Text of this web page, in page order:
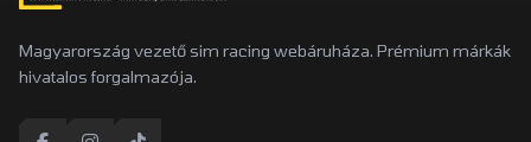
Magyarország vezető sim racing webáruháza. Prémium márkák
hivatalos forgalmazója.